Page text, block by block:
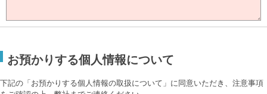
お預かりする個人情報について
下記の「お預かりする個人情報の取扱について」に同意いただき、注意事項